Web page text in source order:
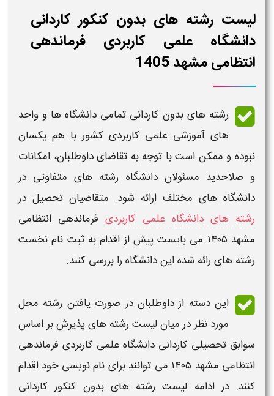
لیست رشته های بدون کنکور کاردانی
دانشگاه علمی کاربردی فرماندهی
انتظامی مشهد 1405
رشته های بدون کاردانی تمامی دانشگاه ها و واحد
های آموزشی علمی کاربردی کشور با هم یکسان
نبوده و ممکن است با توجه به تقاضای داوطلبان، امکانات
و صلاحدید مسئولاندانشگاه رشته های متفاوتی در
دانشگاه های مختلف ارائه شود. متقاضیان تحصیل در
رشته های دانشگاه علمی کاربردی فرماندهی انتظامی
مشهد
می بایست پیش از اقدام بهثبت نام نخست
رشته های رائه شده ایندانشگاه را بررسی کنند.
این دسته از داوطلبان در صورت یافتن رشته محل
مورد نظر در میانلیست رشته هایپذیرش بر اساس
سوابق تحصیلی کاردانی دانشگاه علمی کاربردی فرماندهی
انتظامی مشهد
می توانند برای نام نویسی خود اقدام
کنند. در ادامه لیست رشته های بدون کنکور کاردانی